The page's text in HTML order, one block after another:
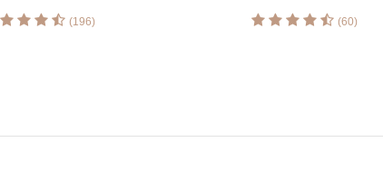
(196) (60)